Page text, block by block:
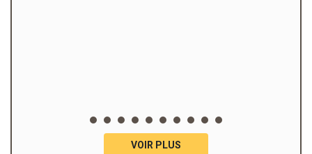
VOIR PLUS